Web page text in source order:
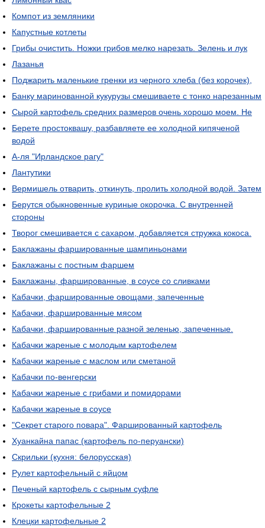
Компот из земляники
Капустные котлеты
Грибы очистить. Ножки грибов мелко нарезать. Зелень и лук
Лазанья
Поджарить маленькие гренки из черного хлеба (без корочек),
Банку маринованной кукурузы смешиваете с тонко нарезанным
Сырой картофель средних размеров очень хорошо моем. Не
Берете простоквашу, разбавляете ее холодной кипяченой
водой
А-ля "Ирландское рагу"
Лантутики
Вермишель отварить, откинуть, пролить холодной водой. Затем
Берутся обыкновенные куриные окорочка. С внутренней
стороны
Творог смешивается с сахаром, добавляется стружка кокоса.
Баклажаны фаршированные шампиньонами
Баклажаны с постным фаршем
Баклажаны, фаршированные, в соусе со сливками
Кабачки, фаршированные овощами, запеченные
Кабачки, фаршированные мясом
Кабачки, фаршированные разной зеленью, запеченные.
Кабачки жареные с молодым картофелем
Кабачки жареные с маслом или сметаной
Кабачки по-венгерски
Кабачки жареные с грибами и помидорами
Кабачки жареные в соусе
"Секрет старого повара". Фаршированный картофель
Хуанкайна папас (картофель по-перуански)
Скрильки (кухня: белорусская)
Рулет картофельный с яйцом
Печеный картофель с сырным суфле
Крокеты картофельные 2
Клецки картофельные 2